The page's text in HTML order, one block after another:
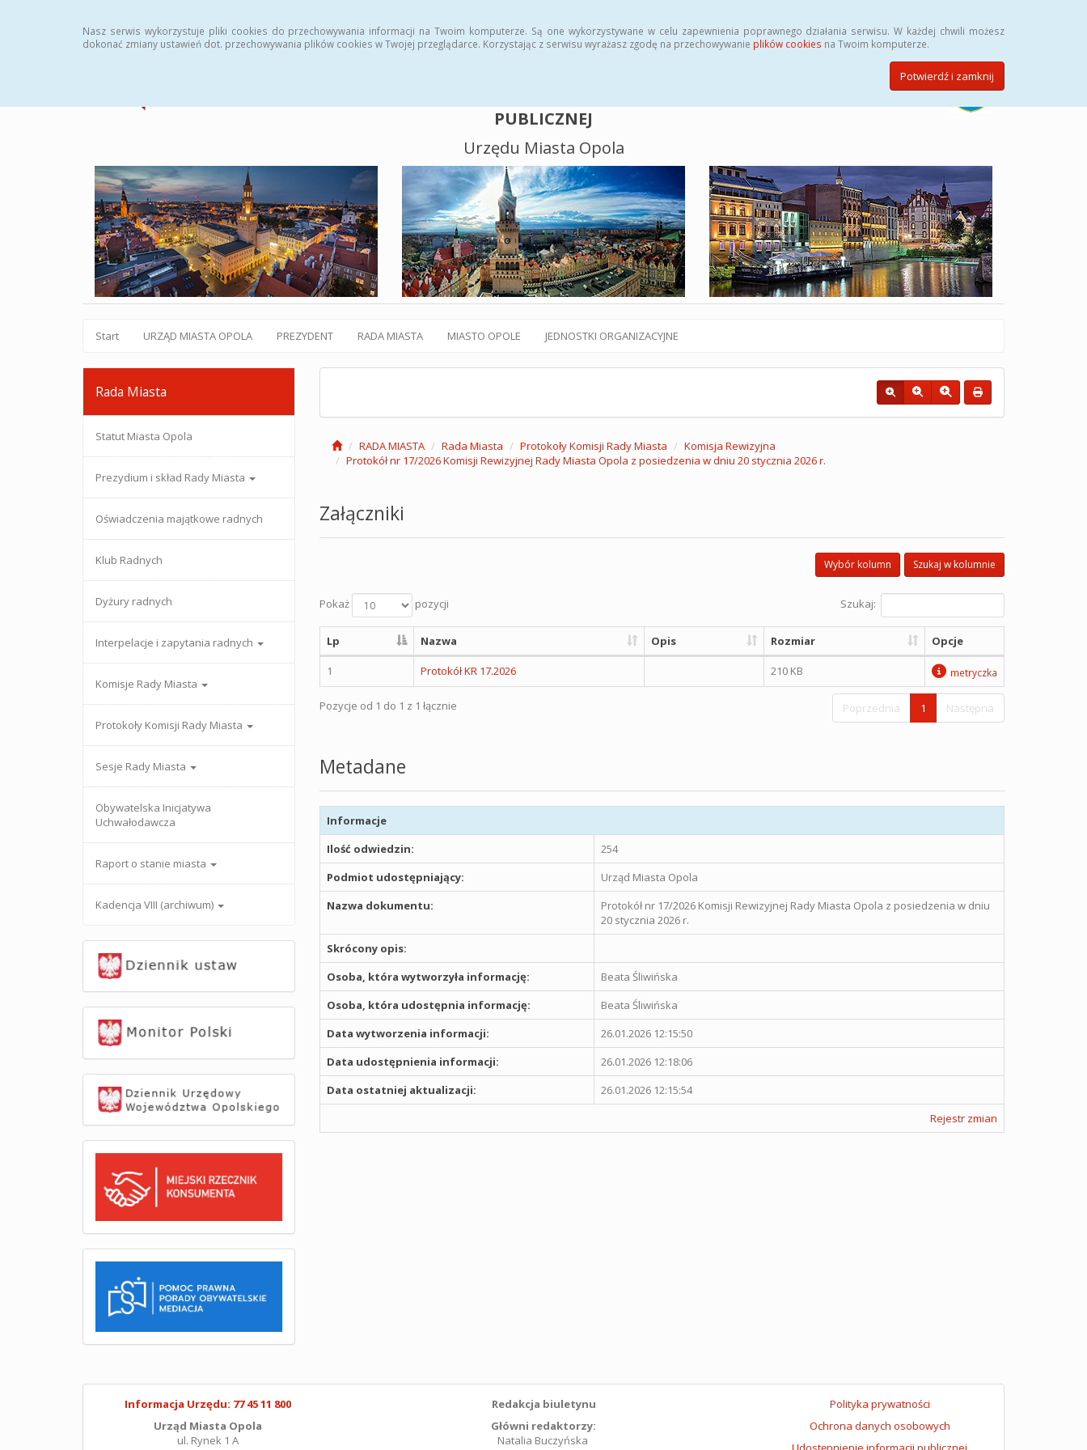
Nasz serwis wykorzystuje pliki cookies do przechowywania informacji na Twoim komputerze. Są one wykorzystywane w celu zapewnienia poprawnego działania serwisu. W każdej chwili możesz
dokonać zmiany ustawień dot. przechowywania plików cookies w Twojej przeglądarce. Korzystając z serwisu wyrażasz zgodę na przechowywanie plików cookies na Twoim komputerze.
Potwierdź i zamknij
PUBLICZNEJ
Urzędu Miasta Opola
Start URZĄD MIASTA OPOLA PREZYDENT RADA MIASTA MIASTO OPOLE JEDNOSTKI ORGANIZACYJNE
Rada Miasta
Statut Miasta Opola
Prezydium i skład Rady Miasta
Oświadczenia majątkowe radnych
Klub Radnych
Dyżury radnych
Interpelacje i zapytania radnych
Komisje Rady Miasta
Protokoły Komisji Rady Miasta
Sesje Rady Miasta
Obywatelska Inicjatywa
Uchwałodawcza
Raport o stanie miasta
Kadencja VIII (archiwum)
RADA MIASTA Rada Miasta Protokoły Komisji Rady Miasta
Komisja Rewizyjna
Protokół nr 17/2026 Komisji Rewizyjnej Rady Miasta Opola z posiedzenia w dniu 20 stycznia 2026 r.
Załączniki
Szukaj w kolumnie
Wybór kolumn
Pokaż pozycji Szukaj:
Lp Nazwa Opis Rozmiar Opcje
1 Protokół KR 17.2026 210 KB metryczka
Pozycje od 1 do 1 z 1 łącznie Poprzednia 1 Następna
Metadane
Informacje
Ilość odwiedzin:
254
Podmiot udostępniający:
Urząd Miasta Opola
Nazwa dokumentu:
Protokół nr 17/2026 Komisji Rewizyjnej Rady Miasta Opola z posiedzenia w dniu
20 stycznia 2026 r.
Skrócony opis:
Osoba, która wytworzyła informację:
Beata Śliwińska
Osoba, która udostępnia informację:
Beata Śliwińska
Data wytworzenia informacji:
26.01.2026 12:15:50
Data udostępnienia informacji:
26.01.2026 12:18:06
Data ostatniej aktualizacji:
26.01.2026 12:15:54
Rejestr zmian
Informacja Urzędu: 77 45 11 800
Urząd Miasta Opola
ul. Rynek 1 A
Redakcja biuletynu
Główni redaktorzy:
Natalia Buczyńska
Polityka prywatności
Ochrona danych osobowych